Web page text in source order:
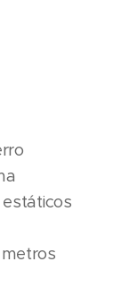
metros